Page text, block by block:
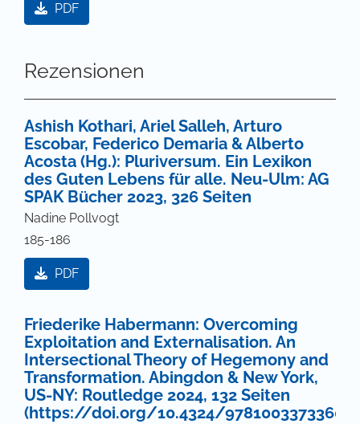
PDF
Rezensionen
Ashish Kothari, Ariel Salleh, Arturo
Escobar, Federico Demaria & Alberto
Acosta (Hg.): Pluriversum. Ein Lexikon
des Guten Lebens für alle. Neu-Ulm: AG
SPAK Bücher 2023, 326 Seiten
Nadine Pollvogt
185-186
PDF
Friederike Habermann: Overcoming
Exploitation and Externalisation. An
Intersectional Theory of Hegemony and
Transformation. Abingdon & New York,
US-NY: Routledge 2024, 132 Seiten
(https://doi.org/10.4324/9781003373360)